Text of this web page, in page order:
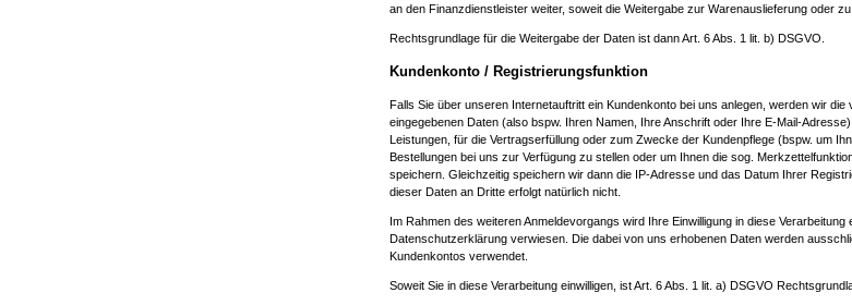
an den Finanzdienstleister weiter, soweit die Weitergabe zur Warenauslieferung oder
Rechtsgrundlage für die Weitergabe der Daten ist dann Art. 6 Abs. 1 lit. b) DSGVO.
Kundenkonto / Registrierungsfunktion
Falls Sie über unseren Internetauftritt ein Kundenkonto bei uns anlegen, werden wir die
eingegebenen Daten (also bspw. Ihren Namen, Ihre Anschrift oder Ihre E-Mail-
Leistungen, für die Vertragserfüllung oder zum Zwecke der Kundenpflege (bspw. um
Bestellungen bei uns zur Verfügung zu stellen oder um Ihnen die sog.
speichern. Gleichzeitig speichern wir dann die IP-Adresse und das Datum Ihrer
dieser Daten an Dritte erfolgt natürlich nicht.
Im Rahmen des weiteren Anmeldevorgangs wird Ihre Einwilligung in diese Verarbeitung
Datenschutzerklärung verwiesen. Die dabei von uns erhobenen Daten werden
Kundenkontos verwendet.
Soweit Sie in diese Verarbeitung einwilligen, ist Art. 6 Abs. 1 lit. a) DSGVO